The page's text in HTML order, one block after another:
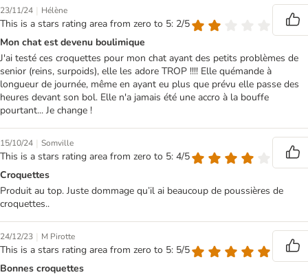
23/11/24 | Hélène
This is a stars rating area from zero to 5: 2/5
Mon chat est devenu boulimique
J'ai testé ces croquettes pour mon chat ayant des petits problèmes de
senior (reins, surpoids), elle les adore TROP !!!! Elle quémande à
longueur de journée, même en ayant eu plus que prévu elle passe des
heures devant son bol. Elle n'a jamais été une accro à la bouffe
pourtant... Je change !
15/10/24 | Somville
This is a stars rating area from zero to 5: 4/5
Croquettes
Produit au top. Juste dommage qu’il ai beaucoup de poussières de
croquettes..
24/12/23 | M Pirotte
This is a stars rating area from zero to 5: 5/5
Bonnes croquettes